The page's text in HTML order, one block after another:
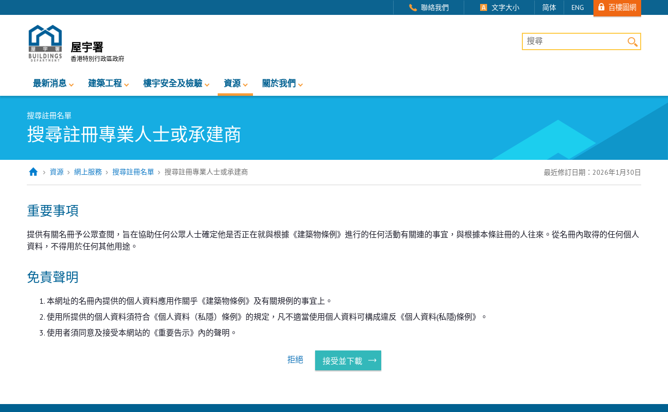
聯絡我們 文字大小 简体 ENG 百樓圖網
屋宇署
香港特別行政區政府
桌上版網站搜尋
最新消息 建築工程 樓宇安全及檢驗 資源 關於我們
搜尋註冊名單
搜尋註冊專業人士或承建商
資源 網上服務 搜尋註冊名單 搜尋註冊專業人士或承建商 最近修訂日期：2026年1月30日
重要事項
提供有關名冊予公眾查閱，旨在協助任何公眾人士確定他是否正在就與根據《建築物條例》進行的任何活動有關連的事宜，與根據本條註冊的人往來。從名冊內取得的任何個人
資料，不得用於任何其他用途。
免責聲明
本網址的名冊內提供的個人資料應用作關乎《建築物條例》及有關規例的事宜上。
使用所提供的個人資料須符合《個人資料（私隱）條例》的規定，凡不適當使用個人資料可構成違反《個人資料(私隱)條例》。
使用者須同意及接受本網站的《重要告示》內的聲明。
拒絕 接受並下載